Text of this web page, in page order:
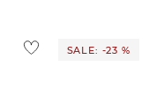
SALE: -23 %